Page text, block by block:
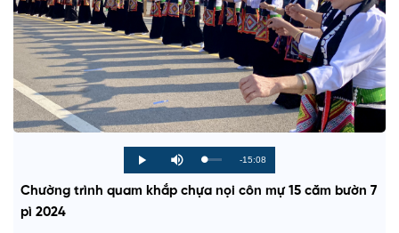
P
l
M
u
e
L
d
e
P
r
g
R
e
-15:08
Chường trình quam khắp chựa nọi côn mự 15 căm bườn 7
pì 2024